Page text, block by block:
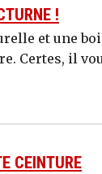
!
et une
Certes, il
CEINTURE